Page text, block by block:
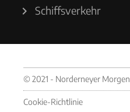
Schiffsverkehr
© 2021 - Norderneyer Morgen
Cookie-Richtlinie